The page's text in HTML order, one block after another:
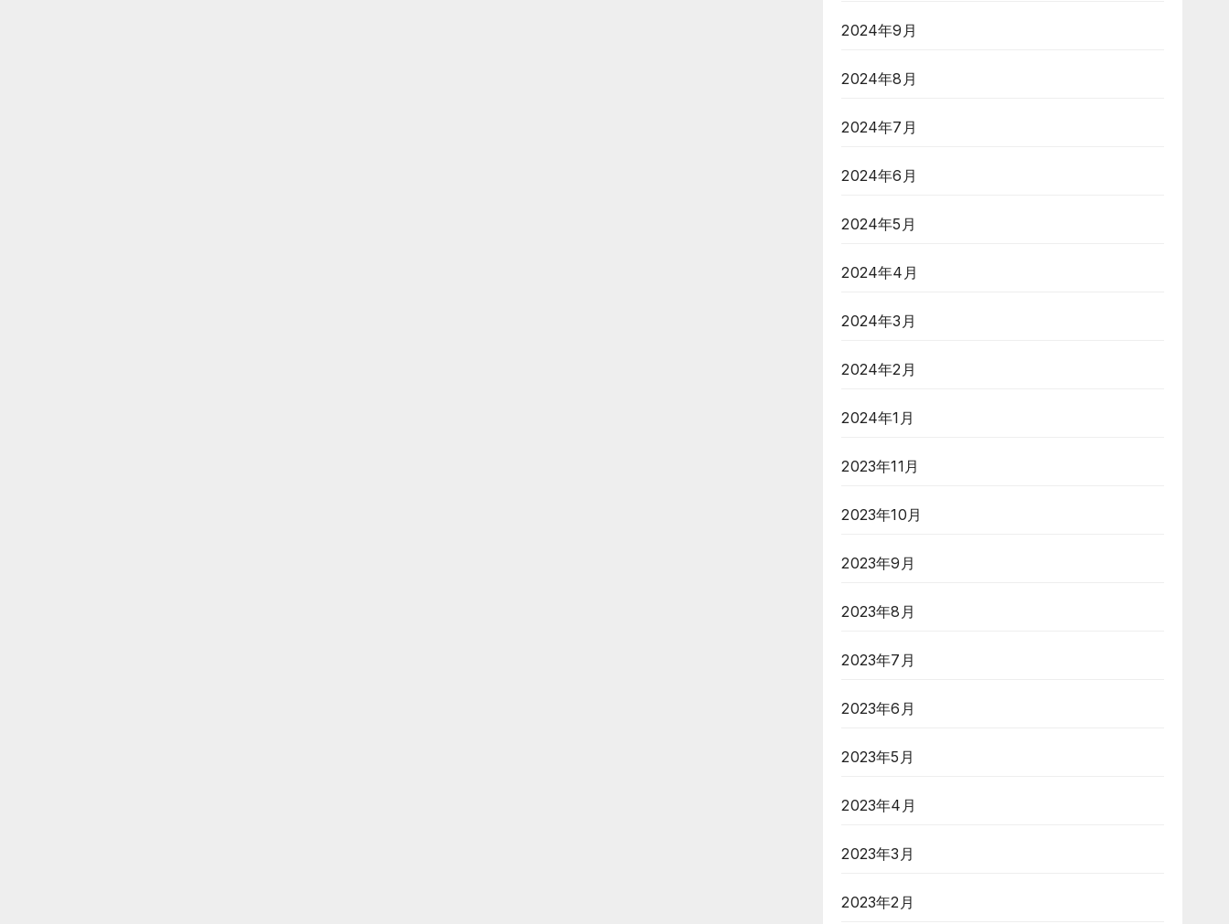
2024年9月
2024年8月
2024年7月
2024年6月
2024年5月
2024年4月
2024年3月
2024年2月
2024年1月
2023年11月
2023年10月
2023年9月
2023年8月
2023年7月
2023年6月
2023年5月
2023年4月
2023年3月
2023年2月